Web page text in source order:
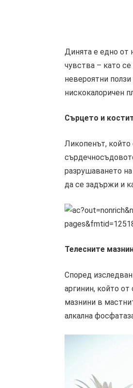
Динята е едно от
чувства – като
невероятни
нискокалоричен
Сърцето и
Ликопенът, който
разрушаването
да се задържи и
Телесните
Според
аргинин, който
мазнини в
алкална